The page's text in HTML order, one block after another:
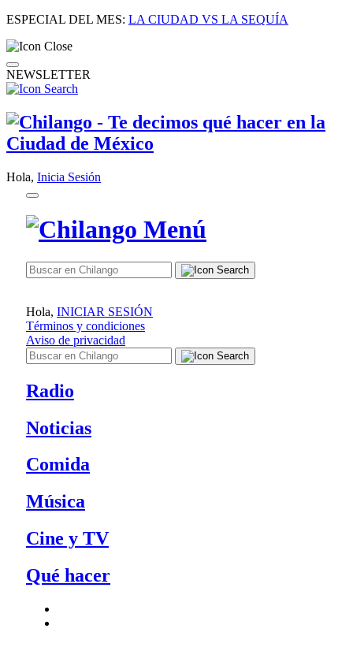
ESPECIAL DEL MES: LA CIUDAD VS LA SEQUÍA
NEWSLETTER
Hola, Inicia Sesión
Hola, INICIAR SESIÓN
Términos y condiciones
Aviso de privacidad
Radio
Noticias
Comida
Música
Cine y TV
Qué hacer